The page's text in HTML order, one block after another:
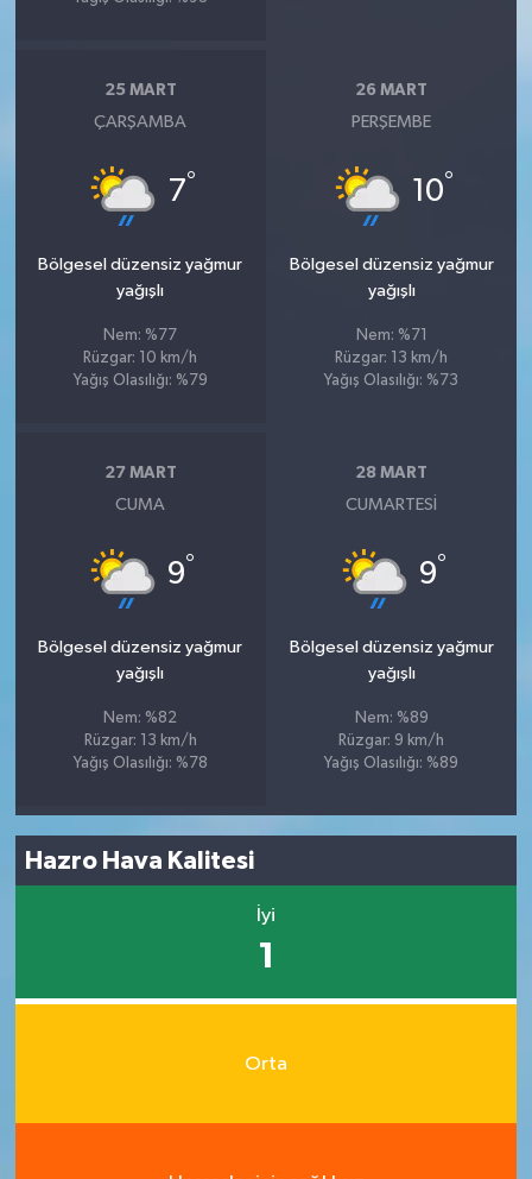
25 MART
ÇARŞAMBA
7°
Bölgesel düzensiz yağmur
yağışlı
Nem: %77
Rüzgar: 10 km/h
Yağış Olasılığı: %79
26 MART
PERŞEMBE
10°
Bölgesel düzensiz yağmur
yağışlı
Nem: %71
Rüzgar: 13 km/h
Yağış Olasılığı: %73
27 MART
CUMA
9°
Bölgesel düzensiz yağmur
yağışlı
Nem: %82
Rüzgar: 13 km/h
Yağış Olasılığı: %78
28 MART
CUMARTESI
9°
Bölgesel düzensiz yağmur
yağışlı
Nem: %89
Rüzgar: 9 km/h
Yağış Olasılığı: %89
Hazro Hava Kalitesi
İyi
1
Orta